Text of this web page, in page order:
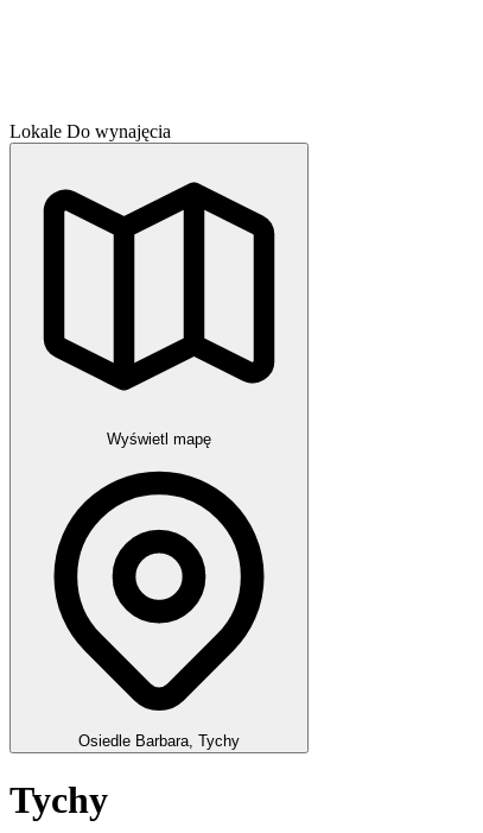
Lokale Do wynajęcia
Wyświetl mapę
Osiedle Barbara, Tychy
Tychy